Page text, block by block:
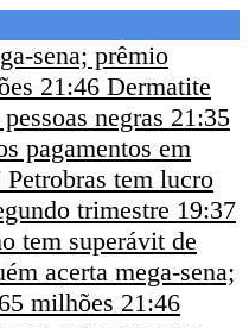
sena; prêmio
21:46 Dermatite
negras 21:35
pagamentos em
Petrobras tem lucro
trimestre 19:37
tem superávit de
acerta mega-sena;
milhões 21:46